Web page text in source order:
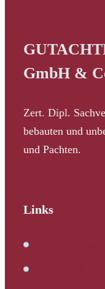
GmbH &
Zert. Dipl.
bebauten und
und Pachten.
Links